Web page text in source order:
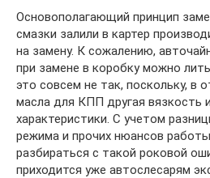
Основополагающий принцип
смазки залили в картер
на замену. К сожалению,
при замене в коробку можно
это совсем не так, поскольку, в
масла для КПП другая вязкость
характеристики. С учетом
режима и прочих нюансов работы
разбираться с такой роковой
приходится уже автослесарям